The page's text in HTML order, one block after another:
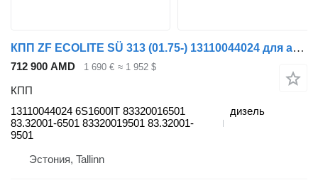
КПП ZF ECOLITE SÜ 313 (01.75-) 13110044024 для автобуса MAN Bus (1970-)
712 900 AMD 1 690 € ≈ 1 952 $
КПП
13110044024 6S1600IT 83320016501
83.32001-6501 83320019501 83.32001-
9501
дизель
Эстония, Tallinn